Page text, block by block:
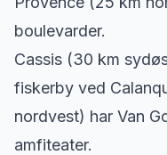
boulevarder.
Cassis (30 km
fiskerby ved
nordvest) har Van
amfiteater.